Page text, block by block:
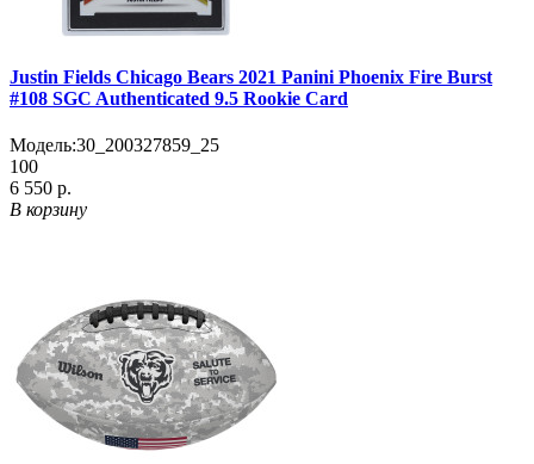
Justin Fields Chicago Bears 2021 Panini Phoenix Fire Burst
#108 SGC Authenticated 9.5 Rookie Card
Модель:30_200327859_25
100
6 550 р.
В корзину